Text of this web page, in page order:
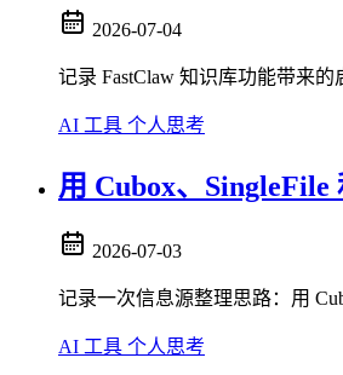
2026-07-04
记录 FastClaw 知识库功能带来
AI 工具 个人思考
用 Cubox、
2026-07-03
记录一次信息源整理思路：用
AI 工具 个人思考